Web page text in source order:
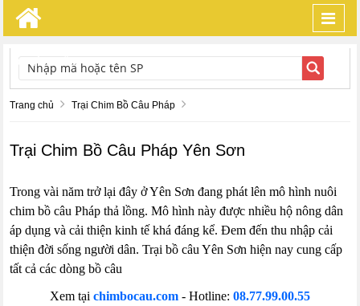
TÌM KIẾM
Trang chủ Trại Chim Bồ Câu Pháp
Trại Chim Bồ Câu Pháp Yên Sơn
Trong vài năm trở lại đây ở Yên Sơn đang phát lên mô hình nuôi
chim bồ câu Pháp thả lồng. Mô hình này được nhiều hộ nông dân
áp dụng và cải thiện kinh tế khá đáng kể. Đem đến thu nhập cải
thiện đời sống người dân. Trại bồ câu Yên Sơn hiện nay cung cấp
tất cả các dòng bồ câu
Xem tại chimbocau.com - Hotline: 08.77.99.00.55